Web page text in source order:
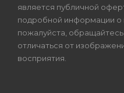
является публичной
подробной информации о
пожалуйста,
отличаться от
восприятия.